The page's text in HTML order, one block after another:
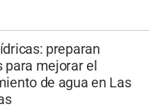
preparan
para mejorar el
de agua en Las